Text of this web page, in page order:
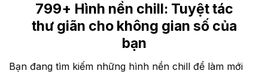
799+ Hình nền chill: Tuyệt tác
thư giãn cho không gian số của
bạn
Bạn đang tìm kiếm những hình nền chill để làm mới